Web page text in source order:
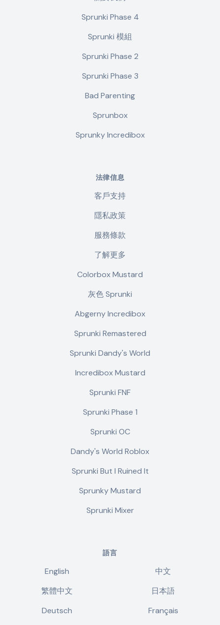
Sprunki Phase 4
Sprunki 模組
Sprunki Phase 2
Sprunki Phase 3
Bad Parenting
Sprunbox
Sprunky Incredibox
法律信息
客戶支持
隱私政策
服務條款
了解更多
Colorbox Mustard
灰色 Sprunki
Abgerny Incredibox
Sprunki Remastered
Sprunki Dandy's World
Incredibox Mustard
Sprunki FNF
Sprunki Phase 1
Sprunki OC
Dandy's World Roblox
Sprunki But I Ruined It
Sprunky Mustard
Sprunki Mixer
語言
English
中文
繁體中文
日本語
Deutsch
Français